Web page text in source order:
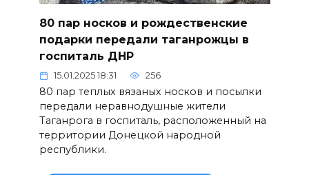
80 пар носков и рождественские
подарки передали таганрожцы в
госпиталь ДНР
15.01.2025 18:31 256
80 пар теплых вязаных носков и посылки
передали неравнодушные жители
Таганрога в госпиталь, расположенный на
территории Донецкой народной
республики.